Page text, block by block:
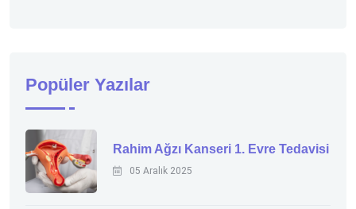
Popüler Yazılar
Rahim Ağzı Kanseri 1. Evre Tedavisi
05 Aralık 2025